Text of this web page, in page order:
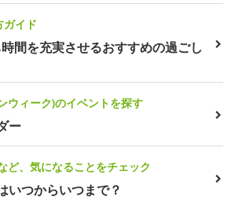
ガイド
間を充実させるおすすめの過ごし
ウィーク)のイベントを探す
ー
ど、気になることをチェック
いつからいつまで？